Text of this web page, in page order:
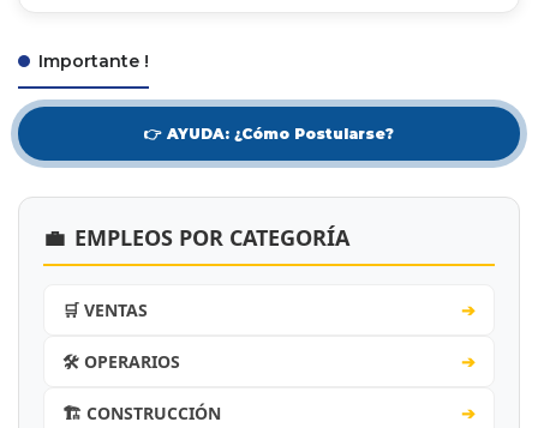
Importante !
👉 AYUDA: ¿Cómo Postularse?
💼 EMPLEOS POR CATEGORÍA
🛒 VENTAS ➔
🛠️ OPERARIOS ➔
🏗️ CONSTRUCCIÓN ➔